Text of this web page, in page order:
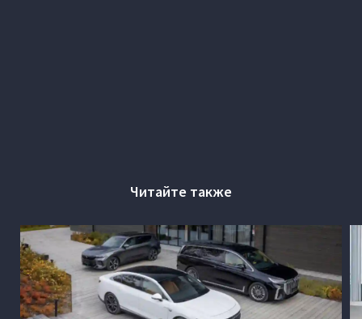
Читайте также